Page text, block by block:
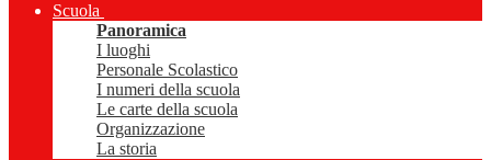
Scuola
Panoramica
I luoghi
Personale Scolastico
I numeri della scuola
Le carte della scuola
Organizzazione
La storia